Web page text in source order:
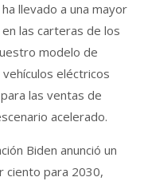
llevado a una mayor
las carteras de los
modelo de
eléctricos
las ventas de
acelerado.
Biden anunció un
ciento para 2030,